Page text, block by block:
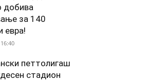
добива
за 140
евра!
петтолигаш
стадион